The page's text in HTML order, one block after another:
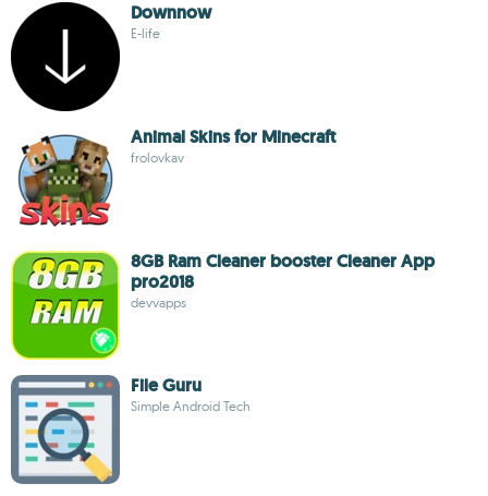
Downnow
E-life
Animal Skins for Minecraft
frolovkav
8GB Ram Cleaner booster Cleaner App
pro2018
devvapps
File Guru
Simple Android Tech